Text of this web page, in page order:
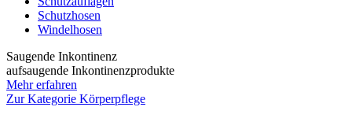
Schutzhosen
Windelhosen
Saugende Inkontinenz
aufsaugende Inkontinenzprodukte
Mehr erfahren
Zur Kategorie Körperpflege